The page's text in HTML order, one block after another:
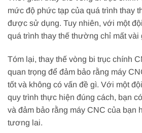
mức độ phức tạp của quá trình thay
được sử dụng. Tuy nhiên, với một
quá trình thay thế thường chỉ mất vài
Tóm lại, thay thế vòng bi trục chính
quan trọng để đảm bảo rằng máy
tốt và không có vấn đề gì. Với một
quy trình thực hiện đúng cách, bạn
và đảm bảo rằng máy CNC của bạn
tương lai.